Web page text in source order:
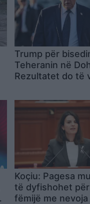
Trump për
Teheranin në
Rezultatet do të
s’mund të ketë
bërthamore
Koçiu: Pagesa
të dyfishohet për
fëmijë me